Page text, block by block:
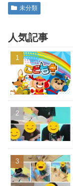
未分類
人気記事